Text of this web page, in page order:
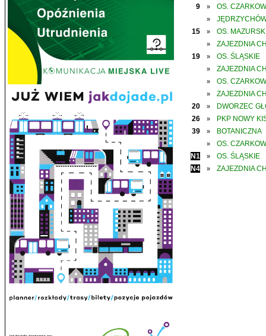
9
» OS.
»
15
» OS.
»
ZAJEZDNIA
19
» OS. ŚLĄSKIE
» ZAJEZDNIA
» OS.
»
ZAJEZDNIA
20
»
DWORZEC
26
»
PKP NOWY
39
» BOTANICZNA
»
OS.
N1
»
OS. ŚLĄSKIE
N4
» ZAJEZDNIA